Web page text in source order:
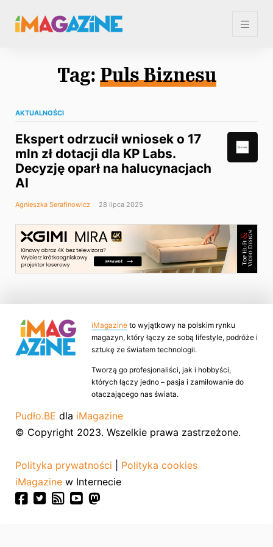
Tag: Puls Biznesu
AKTUALNOŚCI
Ekspert odrzucił wniosek o 17
mln zł dotacji dla KP Labs.
Decyzję oparł na halucynacjach
AI
Agnieszka Serafinowicz 28 lipca 2025
iMagazine to wyjątkowy na polskim rynku
magazyn, który łączy ze sobą lifestyle, podróże i
sztukę ze światem technologii.
Tworzą go profesjonaliści, jak i hobbyści,
których łączy jedno – pasja i zamiłowanie do
otaczającego nas świata.
Pudło.BE dla iMagazine
© Copyright 2023. Wszelkie prawa zastrzeżone.
Polityka prywatności
Polityka cookies
iMagazine w Internecie